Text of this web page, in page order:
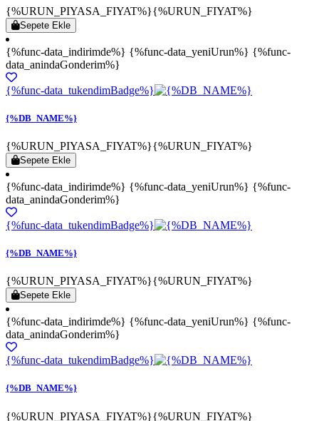
{%URUN_PIYASA_FIYAT%}{%URUN_FIYAT%}
Sepete Ekle
{%func-data_indirimde%} {%func-data_yeniUrun%} {%func-
data_anindaGonderim%}
{%func-data_tukendimBadge%}
{%DB_NAME%}
{%URUN_PIYASA_FIYAT%}{%URUN_FIYAT%}
Sepete Ekle
{%func-data_indirimde%} {%func-data_yeniUrun%} {%func-
data_anindaGonderim%}
{%func-data_tukendimBadge%}
{%DB_NAME%}
{%URUN_PIYASA_FIYAT%}{%URUN_FIYAT%}
Sepete Ekle
{%func-data_indirimde%} {%func-data_yeniUrun%} {%func-
data_anindaGonderim%}
{%func-data_tukendimBadge%}
{%DB_NAME%}
{%URUN_PIYASA_FIYAT%}{%URUN_FIYAT%}